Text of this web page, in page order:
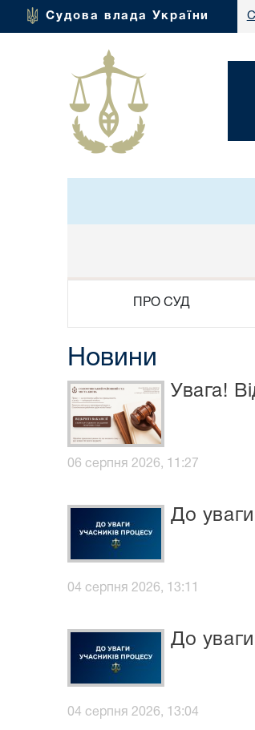
Судова влада України
ПРО СУД
Новини
Увага!
06 серпня 2026, 11:27
До
04 серпня 2026, 13:11
До
04 серпня 2026, 13:04